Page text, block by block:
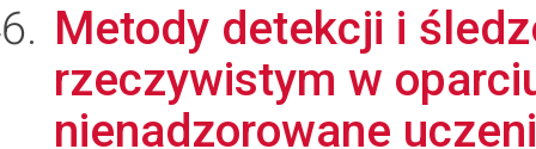
Metody detekcji i
rzeczywistym w
nienadzorowane